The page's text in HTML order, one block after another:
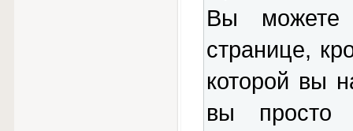
Вы можете
странице,
которой вы
вы просто